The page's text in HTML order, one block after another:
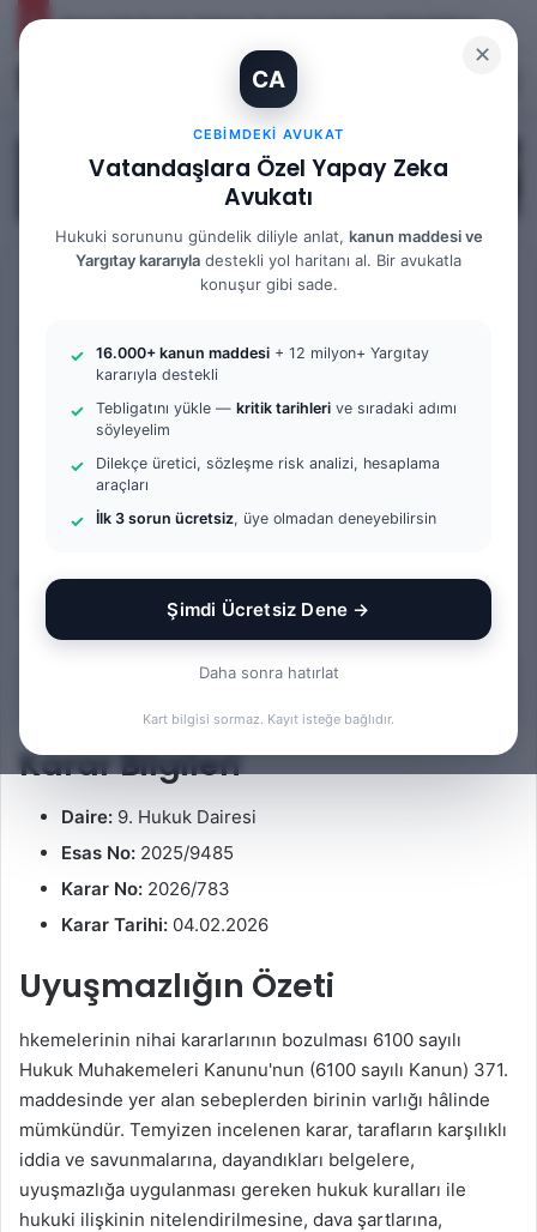
✕
CA
CEBIMDEKI AVUKAT
Vatandaşlara Özel Yapay Zeka
Avukatı
Hukuki sorununu gündelik diliyle anlat, kanun maddesi ve
Yargıtay kararıyla destekli yol haritanı al. Bir avukatla
konuşur gibi sade.
16.000+ kanun maddesi + 12 milyon+ Yargıtay
kararıyla destekli
Tebligatını yükle — kritik tarihleri ve sıradaki adımı
söyleyelim
Dilekçe üretici, sözleşme risk analizi, hesaplama
araçları
İlk 3 sorun ücretsiz, üye olmadan deneyebilirsin
Şimdi Ücretsiz Dene →
Daha sonra hatırlat
Kart bilgisi sormaz. Kayıt isteğe bağlıdır.
İhtiyaç Nedeniyle Tahliye: 9. Hukuk Dairesi 2025/7083 K.
Bilgi Bankası/ Yargıtay Kararları
Yargıtay Kararı İncelemesi
ve Tanık Beyanları: 9. Hukuk
Dairesi 2026/783 K.
Av. Gökhan Yağmur
F
l
l
o
w
n
X
B
r
e
-
p
s
t
g
ö
d
e
m
k
0 69 4 dakika okuma süresi
Bu yazıda yargıtay kararı i̇ncelemesi konusuna ilişkin bir
Yargıtay kararı kısa notlar halinde incelenmektedir.
Karar Bilgileri
Daire: 9. Hukuk Dairesi
Esas No: 2025/9485
Karar No: 2026/783
Karar Tarihi: 04.02.2026
Uyuşmazlığın Özeti
hkemelerinin nihai kararlarının bozulması 6100 sayılı
Hukuk Muhakemeleri Kanunu'nun (6100 sayılı Kanun) 371.
maddesinde yer alan sebeplerden birinin varlığı hâlinde
mümkündür. Temyizen incelenen karar, tarafların karşılıklı
iddia ve savunmalarına, dayandıkları belgelere,
uyuşmazlığa uygulanması gereken hukuk kuralları ile
hukuki ilişkinin nitelendirilmesine, dava şartlarına,